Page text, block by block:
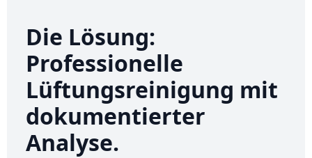
Die Lösung:
Professionelle
Lüftungsreinigung mit
dokumentierter
Analyse.